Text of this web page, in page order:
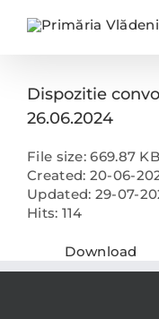
Dispozitie
26.06.2024
File size: 669.87 KB
Created: 20-06-
Updated: 29-07-
Hits: 114
Download